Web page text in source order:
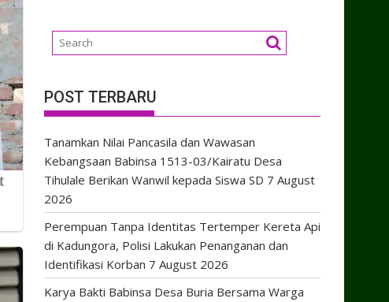
POST TERBARU
Tanamkan Nilai Pancasila dan Wawasan
Kebangsaan Babinsa 1513-03/Kairatu Desa
Tihulale Berikan Wanwil kepada Siswa SD 7 August
2026
Perempuan Tanpa Identitas Tertemper Kereta Api
di Kadungora, Polisi Lakukan Penanganan dan
Identifikasi Korban 7 August 2026
Karya Bakti Babinsa Desa Buria Bersama Warga